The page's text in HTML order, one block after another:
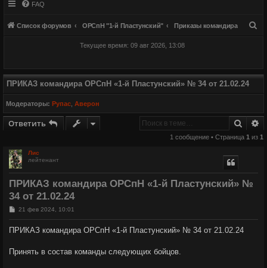
FAQ
Список форумов ОРСпН "1-й Пластунский" Приказы командира
Текущее время: 09 авг 2026, 13:08
ПРИКАЗ командира ОРСпН «1-й Пластунский» № 34 от 21.02.24
Модераторы: Рупас ,Аверон
Ответить Поиск
1 сообщение • Страница 1 из 1
Лис
лейтенант
ПРИКАЗ командира ОРСпН «1-й Пластунский» №
34 от 21.02.24
С
б
н
21 фев 2024, 10:01
ПРИКАЗ командира ОРСпН «1-й Пластунский» № 34 от 21.02.24
Принять в состав команды следующих бойцов.